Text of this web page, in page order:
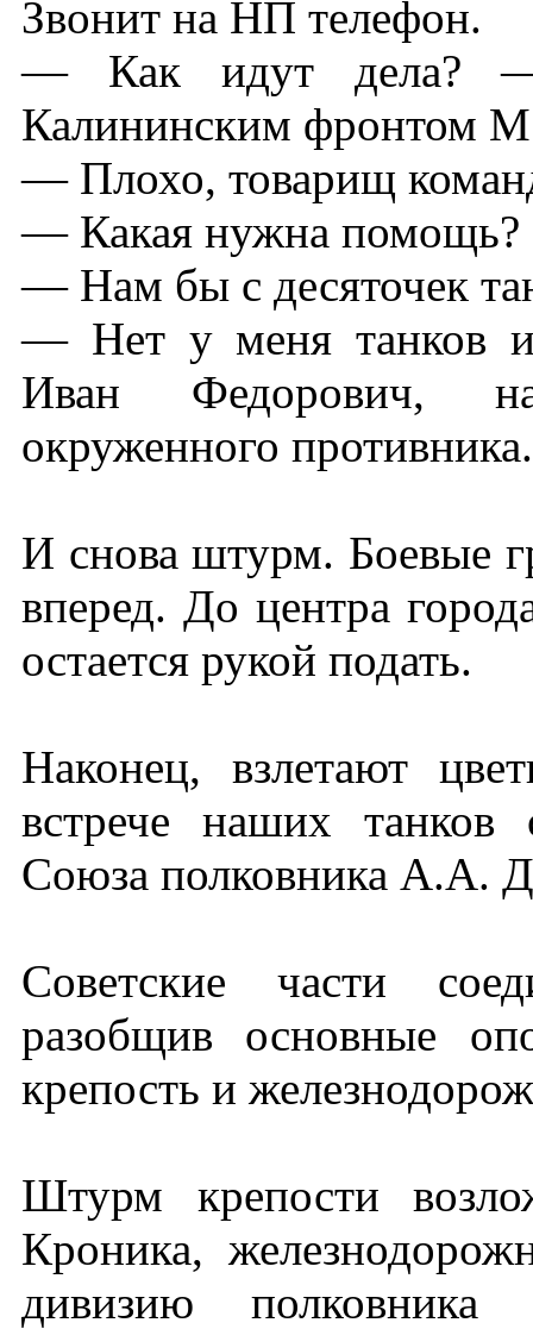
Звонит на НП телефон.
— Как идут дела? —
Калининским фронтом
— Плохо, товарищ
— Какая нужна помощь?
— Нам бы с десяточек
— Нет у меня танков и
Иван Федорович,
окруженного противника.
И снова штурм. Боевые
вперед. До центра
остается рукой подать.
Наконец, взлетают
встрече наших танков
Союза полковника А.А.
Советские части
разобщив основные
крепость и
Штурм крепости
Кроника,
дивизию